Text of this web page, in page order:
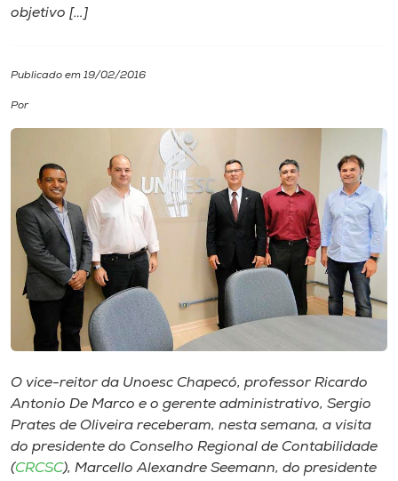
Editora
Rádio
Museu
Unoesc
Store
Selecione
objetivo […]
Publicado em 19/02/2016
Por
O vice-reitor da Unoesc Chapecó, professor Ricardo
Antonio De Marco e o gerente administrativo, Sergio
Prates de Oliveira receberam, nesta semana, a visita
do presidente do Conselho Regional de Contabilidade
(CRCSC), Marcello Alexandre Seemann, do presidente